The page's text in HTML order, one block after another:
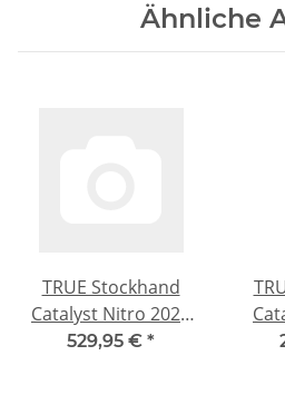
Ähnliche
TRUE Stockhand
Catalyst Nitro 2026
Senior
529,95 € *